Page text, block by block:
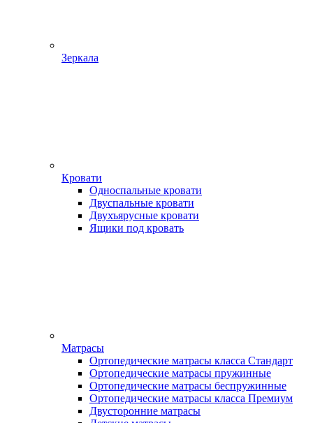
Зеркала
Кровати
Односпальные кровати
Двуспальные кровати
Двухъярусные кровати
Ящики под кровать
Матрасы
Ортопедические матрасы класса Стандарт
Ортопедические матрасы пружинные
Ортопедические матрасы беспружинные
Ортопедические матрасы класса Премиум
Двусторонние матрасы